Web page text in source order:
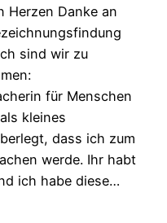
Herzen Danke an
sind wir zu
für Menschen
kleines
dass ich zum
werde. Ihr habt
ich habe diese…